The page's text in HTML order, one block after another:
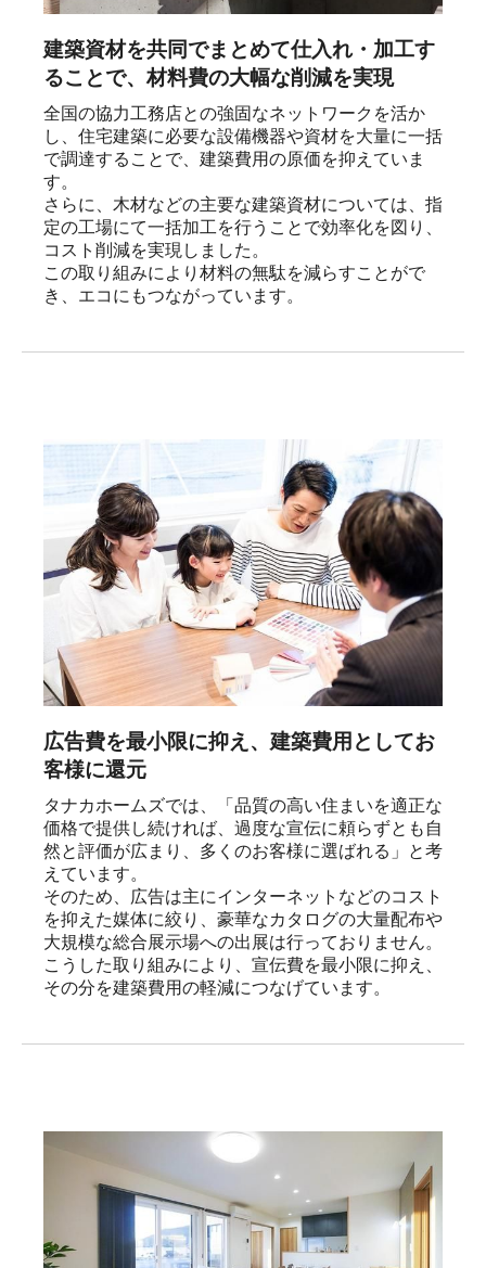
建築資材を共同でまとめて仕入れ・加工す
ることで、材料費の大幅な削減を実現
全国の協力工務店との強固なネットワークを活か
し、住宅建築に必要な設備機器や資材を大量に一括
で調達することで、建築費用の原価を抑えていま
す。
さらに、木材などの主要な建築資材については、指
定の工場にて一括加工を行うことで効率化を図り、
コスト削減を実現しました。
この取り組みにより材料の無駄を減らすことがで
き、エコにもつながっています。
広告費を最小限に抑え、建築費用としてお
客様に還元
タナカホームズでは、「品質の高い住まいを適正な
価格で提供し続ければ、過度な宣伝に頼らずとも自
然と評価が広まり、多くのお客様に選ばれる」と考
えています。
そのため、広告は主にインターネットなどのコスト
を抑えた媒体に絞り、豪華なカタログの大量配布や
大規模な総合展示場への出展は行っておりません。
こうした取り組みにより、宣伝費を最小限に抑え、
その分を建築費用の軽減につなげています。